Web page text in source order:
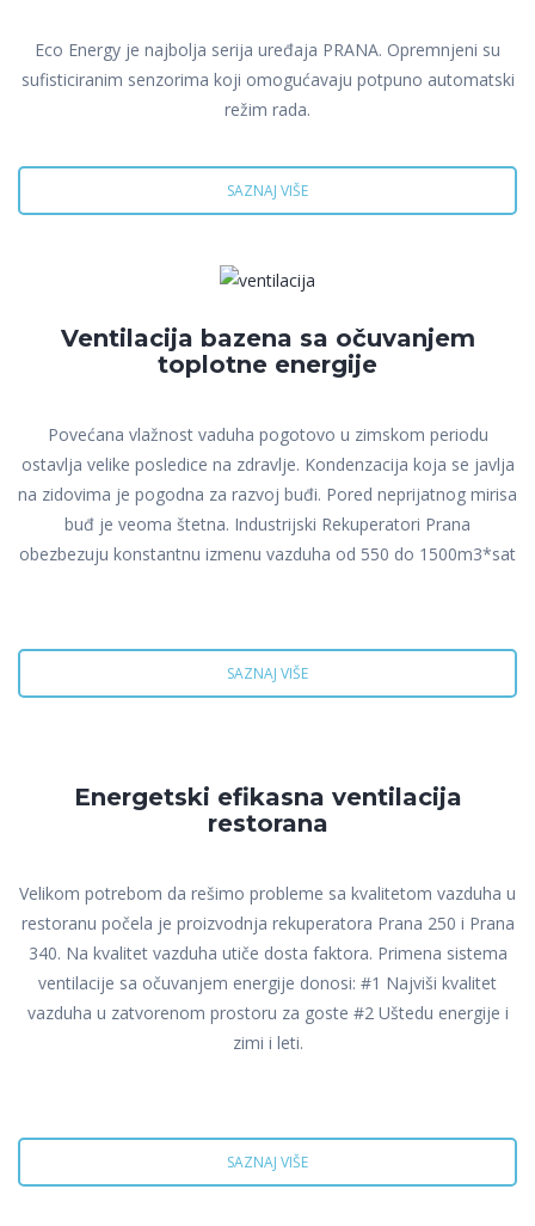
Eco Energy je najbolja serija uređaja PRANA. Opremnjeni su
sufisticiranim senzorima koji omogućavaju potpuno automatski
režim rada.
SAZNAJ VIŠE
Ventilacija bazena sa očuvanjem
toplotne energije
Povećana vlažnost vaduha pogotovo u zimskom periodu
ostavlja velike posledice na zdravlje. Kondenzacija koja se javlja
na zidovima je pogodna za razvoj buđi. Pored neprijatnog mirisa
buđ je veoma štetna. Industrijski Rekuperatori Prana
obezbezuju konstantnu izmenu vazduha od 550 do 1500m3*sat
SAZNAJ VIŠE
Energetski efikasna ventilacija
restorana
Velikom potrebom da rešimo probleme sa kvalitetom vazduha u
restoranu počela je proizvodnja rekuperatora Prana 250 i Prana
340. Na kvalitet vazduha utiče dosta faktora. Primena sistema
ventilacije sa očuvanjem energije donosi: #1 Najviši kvalitet
vazduha u zatvorenom prostoru za goste #2 Uštedu energije i
zimi i leti.
SAZNAJ VIŠE